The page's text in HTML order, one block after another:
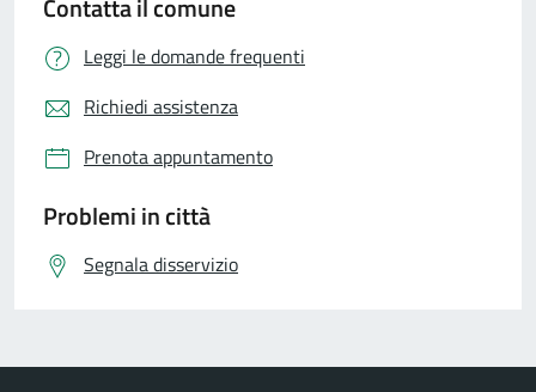
Contatta il comune
Leggi le domande frequenti
Richiedi assistenza
Prenota appuntamento
Problemi in città
Segnala disservizio